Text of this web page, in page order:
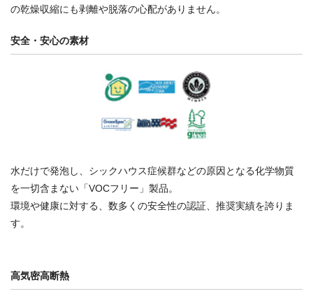
の乾燥収縮にも剥離や脱落の心配がありません。
安全・安心の素材
水だけで発泡し、シックハウス症候群などの原因となる化学物質
を一切含まない「VOCフリー」製品。
環境や健康に対する、数多くの安全性の認証、推奨実績を誇りま
す。
高気密高断熱